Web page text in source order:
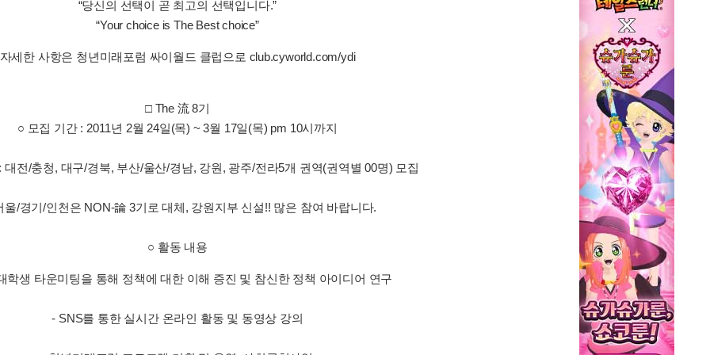
“당신의 선택이 곧 최고의 선택입니다.”
“Your choice is The Best choice”
자세한 사항은 청년미래포럼 싸이월드 클럽으로 club.cyworld.com/ydi
□ The 流 8기
○ 모집 기간 : 2011년 2월 24일(목) ~ 3월 17일(목) pm 10시까지
대전/충청, 대구/경북, 부산/울산/경남, 강원, 광주/전라5개 권역(권역별 00명) 모집
/경기/인천은 NON-論 3기로 대체, 강원지부 신설!! 많은 참여 바랍니다.
○ 활동 내용
학생 타운미팅을 통해 정책에 대한 이해 증진 및 참신한 정책 아이디어 연구
- SNS를 통한 실시간 온라인 활동 및 동영상 강의